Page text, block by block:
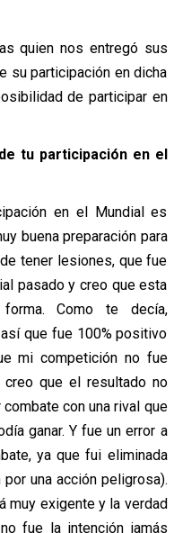
quien nos entregó sus
su participación en dicha
de participar en
tu participación en el
en el Mundial es
buena preparación para
tener lesiones, que fue
pasado y creo que esta
Como te decía,
que fue 100% positivo
mi competición no fue
creo que el resultado no
con una rival que
ganar. Y fue un error a
ya que fui eliminada
una acción peligrosa).
muy exigente y la verdad
fue la intención jamás